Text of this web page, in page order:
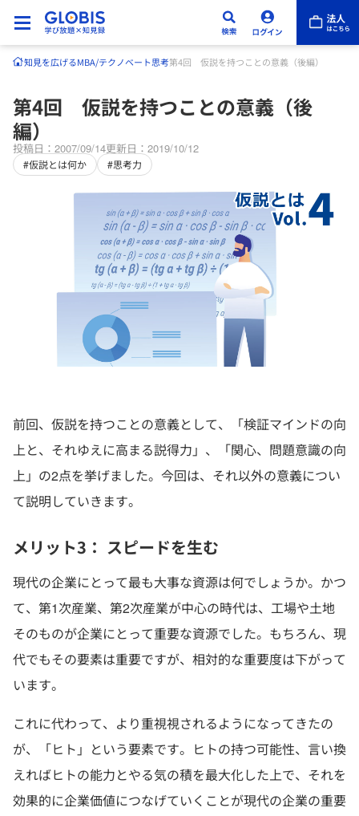
知見を広げるMBA/テクノベート思考第4回 仮説を持つことの意義（後編）
第4回 仮説を持つことの意義（後
編）
投稿日：2007/09/14更新日：2019/10/12
#仮説とは何か #思考力
前回、仮説を持つことの意義として、「検証マインドの向
上と、それゆえに高まる説得力」、「関心、問題意識の向
上」の2点を挙げました。今回は、それ以外の意義につい
て説明していきます。
メリット3： スピードを生む
現代の企業にとって最も大事な資源は何でしょうか。かつ
て、第1次産業、第2次産業が中心の時代は、工場や土地
そのものが企業にとって重要な資源でした。もちろん、現
代でもその要素は重要ですが、相対的な重要度は下がって
います。
これに代わって、より重視視されるようになってきたの
が、「ヒト」という要素です。ヒトの持つ可能性、言い換
えればヒトの能力とやる気の積を最大化した上で、それを
効果的に企業価値につなげていくことが現代の企業の重要